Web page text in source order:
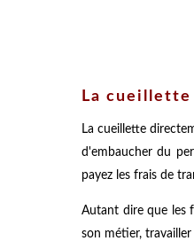
La
La cueillette
d'embaucher du
payez les frais de
Autant dire que les
son métier,